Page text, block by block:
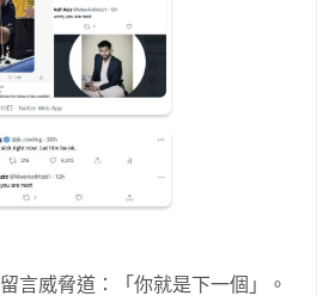
言威脅道：「你就是下一個」。